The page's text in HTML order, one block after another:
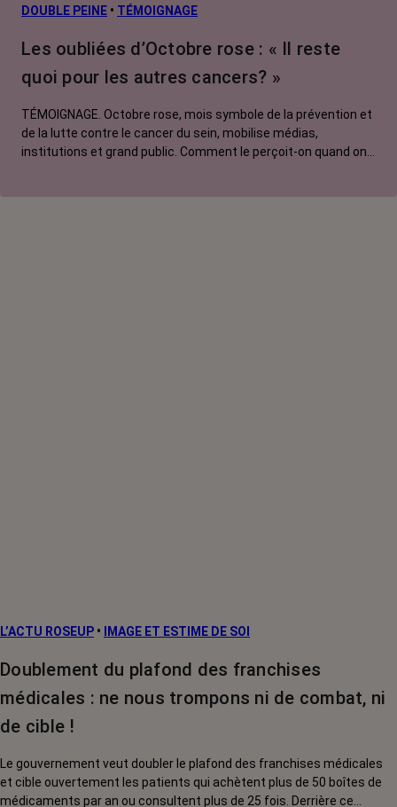
DOUBLE PEINE • TÉMOIGNAGE
Les oubliées d’Octobre rose : « Il reste
quoi pour les autres cancers? »
TÉMOIGNAGE. Octobre rose, mois symbole de la prévention et
de la lutte contre le cancer du sein, mobilise médias,
institutions et grand public. Comment le perçoit-on quand on
L’ACTU ROSEUP • IMAGE ET ESTIME DE SOI
Doublement du plafond des franchises
médicales : ne nous trompons ni de combat, ni
de cible !
Le gouvernement veut doubler le plafond des franchises médicales
et cible ouvertement les patients qui achètent plus de 50 boîtes de
médicaments par an ou consultent plus de 25 fois. Derrière ce